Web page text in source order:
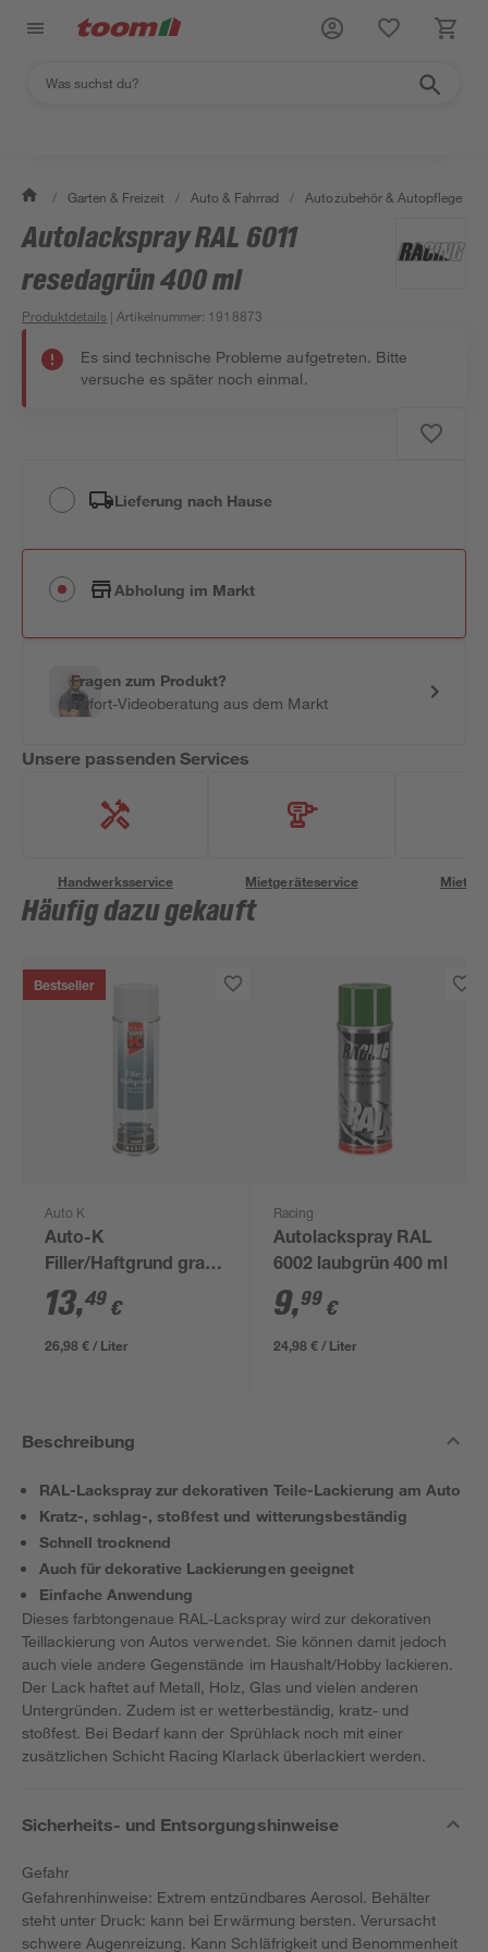
/ Garten & Freizeit / Auto & Fahrrad / Autozubehör & Autopflege
Autolackspray RAL 6011
resedagrün 400 ml
Produktdetails | Artikelnummer: 1918873
Es sind technische Probleme aufgetreten. Bitte
versuche es später noch einmal.
Lieferung nach Hause
Abholung im Markt
Fragen zum Produkt?
Sofort-Videoberatung aus dem Markt
Unsere passenden Services
Handwerksservice Mietgeräteservice
Häufig dazu gekauft
Bestseller
Auto K
Auto-K
Filler/Haftgrund grau
500 ml
13,49 €
26,98 € / Liter
Racing
Autolackspray RAL
6002 laubgrün 400 ml
9,99 €
24,98 € / Liter
Beschreibung
RAL-Lackspray zur dekorativen Teile-Lackierung am Auto
Kratz-, schlag-, stoßfest und witterungsbeständig
Schnell trocknend
Auch für dekorative Lackierungen geeignet
Einfache Anwendung
Dieses farbtongenaue RAL-Lackspray wird zur dekorativen
Teillackierung von Autos verwendet. Sie können damit jedoch
auch viele andere Gegenstände im Haushalt/Hobby lackieren.
Der Lack haftet auf Metall, Holz, Glas und vielen anderen
Untergründen. Zudem ist er wetterbeständig, kratz- und
stoßfest. Bei Bedarf kann der Sprühlack noch mit einer
zusätzlichen Schicht Racing Klarlack überlackiert werden.
Sicherheits- und Entsorgungshinweise
Gefahr
Gefahrenhinweise: Extrem entzündbares Aerosol. Behälter
steht unter Druck: kann bei Erwärmung bersten. Verursacht
schwere Augenreizung. Kann Schläfrigkeit und Benommenheit